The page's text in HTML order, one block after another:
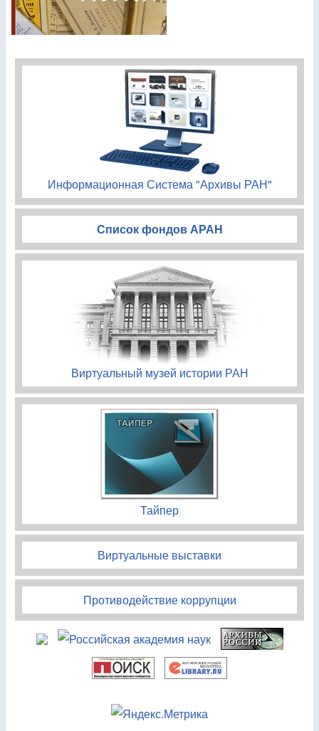
Информационная Система "Архивы РАН"
Список фондов АРАН
Виртуальный музей истории РАН
Тайпер
Виртуальные выставки
Противодействие коррупции